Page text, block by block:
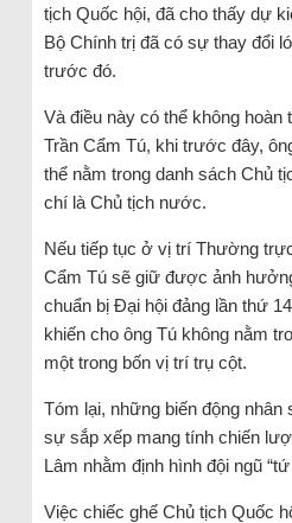
tịch Quốc hội, đã cho thấy dự
Bộ Chính trị đã có sự thay đổi
trước đó.
Và điều này có thể không hoàn
Trần Cẩm Tú, khi trước đây,
thể nằm trong danh sách Chủ
chí là Chủ tịch nước.
Nếu tiếp tục ở vị trí Thường
Cẩm Tú sẽ giữ được ảnh
chuẩn bị Đại hội đảng lần thứ
khiến cho ông Tú không nằm
một trong bốn vị trí trụ cột.
Tóm lại, những biến động
sự sắp xếp mang tính chiến
Lâm nhằm định hình đội ngũ
Việc chiếc ghế Chủ tịch Quốc